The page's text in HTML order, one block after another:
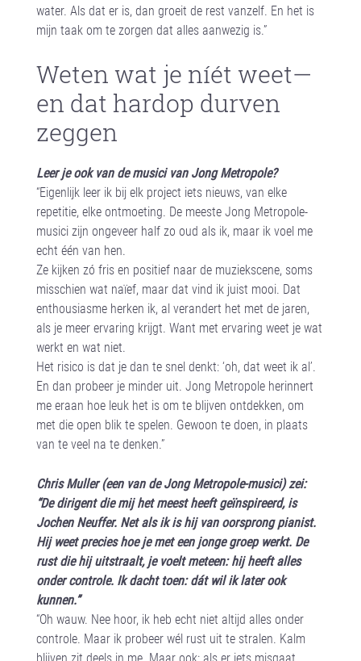
water. Als dat er is, dan groeit de rest vanzelf. En het is
mijn taak om te zorgen dat alles aanwezig is.”
Weten wat je níét weet—
en dat hardop durven
zeggen
Leer je ook van de musici van Jong Metropole?
“Eigenlijk leer ik bij elk project iets nieuws, van elke
repetitie, elke ontmoeting. De meeste Jong Metropole-
musici zijn ongeveer half zo oud als ik, maar ik voel me
echt één van hen.
Ze kijken zó fris en positief naar de muziekscene, soms
misschien wat naïef, maar dat vind ik juist mooi. Dat
enthousiasme herken ik, al verandert het met de jaren,
als je meer ervaring krijgt. Want met ervaring weet je wat
werkt en wat niet.
Het risico is dat je dan te snel denkt: ‘oh, dat weet ik al’.
En dan probeer je minder uit. Jong Metropole herinnert
me eraan hoe leuk het is om te blijven ontdekken, om
met die open blik te spelen. Gewoon te doen, in plaats
van te veel na te denken.”
Chris Muller (een van de Jong Metropole-musici) zei:
“De dirigent die mij het meest heeft geïnspireerd, is
Jochen Neuffer. Net als ik is hij van oorsprong pianist.
Hij weet precies hoe je met een jonge groep werkt. De
rust die hij uitstraalt, je voelt meteen: hij heeft alles
onder controle. Ik dacht toen: dát wil ik later ook
kunnen.”
“Oh wauw. Nee hoor, ik heb echt niet altijd alles onder
controle. Maar ik probeer wél rust uit te stralen. Kalm
blijven zit deels in me. Maar ook: als er iets misgaat,